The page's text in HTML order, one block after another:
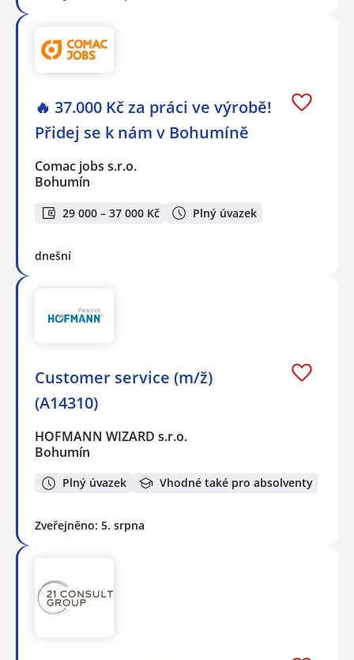
🔥 37.000 Kč za práci ve výrobě!
Přidej se k nám v Bohumíně
Comac jobs s.r.o.
Bohumín
29 000 – 37 000 Kč Plný úvazek
dnešní
Customer service (m/ž)
(A14310)
HOFMANN WIZARD s.r.o.
Bohumín
Plný úvazek Vhodné také pro absolventy
Zveřejněno: 5. srpna